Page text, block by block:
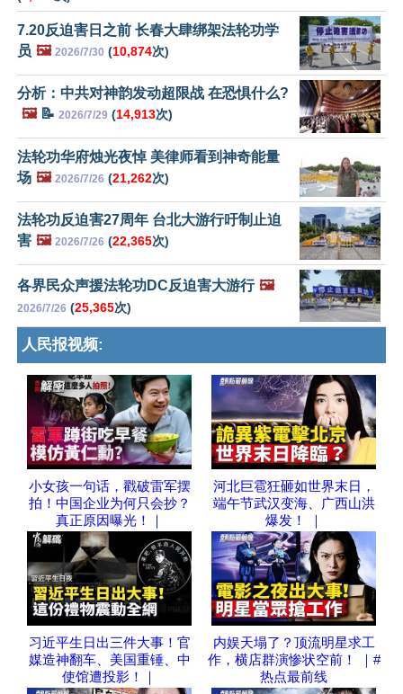
7.20反迫害日之前 长春大肆绑架法轮功学
员 🖼️ 2026/7/30 (10,874次)
分析：中共对神韵发动超限战 在恐惧什么?
🖼️📝 2026/7/29 (14,913次)
法轮功华府烛光夜悼 美律师看到神奇能量
场 🖼️ 2026/7/26 (21,262次)
法轮功反迫害27周年 台北大游行吁制止迫
害 🖼️ 2026/7/26 (22,365次)
各界民众声援法轮功DC反迫害大游行 🖼️
2026/7/26 (25,365次)
人民报视频:
小女孩一句话，戳破雷军摆
拍！中国企业为何只会抄？
真正原因曝光！｜
河北巨雹狂砸如世界末日，
端午节武汉变海、广西山洪
爆发！ ｜
习近平生日出三件大事！官
媒造神翻车、美国重锤、中
使馆遭投影！｜
内娱天塌了？顶流明星求工
作，横店群演惨状空前！ ｜#
热点最前线